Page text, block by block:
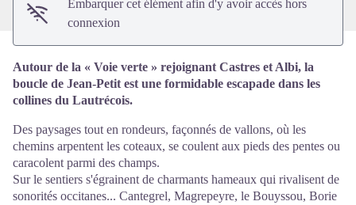
Embarquer cet élément afin d'y avoir accès hors
connexion
Autour de la « Voie verte » rejoignant Castres et Albi, la
boucle de Jean-Petit est une formidable escapade dans les
collines du Lautrécois.
Des paysages tout en rondeurs, façonnés de vallons, où les
chemins arpentent les coteaux, se coulent aux pieds des pentes ou
caracolent parmi des champs.
Sur le sentiers s'égrainent de charmants hameaux qui rivalisent de
sonorités occitanes... Cantegrel, Magrepeyre, le Bouyssou, Borie